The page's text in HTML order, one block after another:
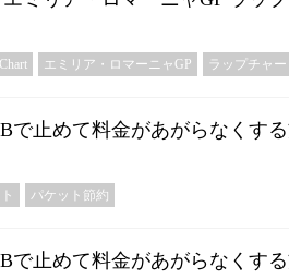
エミリア・ロマーニャGP ラップチャー
で止めて料金があがらなくする
パケット節約
で止めて料金があがらなくする